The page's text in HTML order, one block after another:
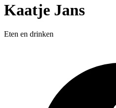
Kaatje Jans
Eten en drinken